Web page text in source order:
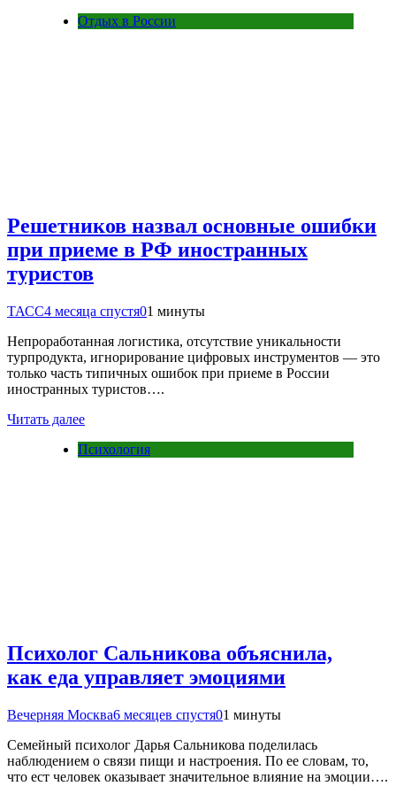
Отдых в России
Решетников назвал основные ошибки
при приеме в РФ иностранных
туристов
ТАСС4 месяца спустя01 минуты
Непроработанная логистика, отсутствие уникальности
турпродукта, игнорирование цифровых инструментов — это
только часть типичных ошибок при приеме в России
иностранных туристов….
Читать далее
Психология
Психолог Сальникова объяснила,
как еда управляет эмоциями
Вечерняя Москва6 месяцев спустя01 минуты
Семейный психолог Дарья Сальникова поделилась
наблюдением о связи пищи и настроения. По ее словам, то,
что ест человек оказывает значительное влияние на эмоции….